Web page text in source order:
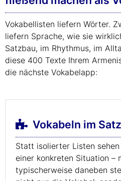
Vokabellisten liefern Wörter.
liefern Sprache, wie sie
Satzbau, im Rhythmus, im
diese 400 Texte Ihrem
die nächste Vokabelapp:
Vokabeln im
Statt isolierter Listen
einer konkreten Situation –
typischerweise daneben